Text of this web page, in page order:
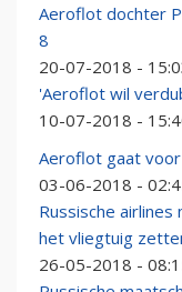
Aeroflot dochter
8
20-07-2018 -
'Aeroflot wil
10-07-2018 -
Aeroflot gaat
03-06-2018 -
Russische
het vliegtuig
26-05-2018 -